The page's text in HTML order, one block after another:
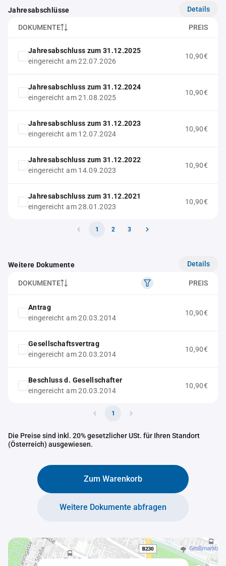
Jahresabschlüsse Details
DOKUMENTE PREIS
Jahresabschluss zum 31.12.2025
eingereicht am 22.07.2026
10,90€
Jahresabschluss zum 31.12.2024
eingereicht am 21.08.2025
10,90€
Jahresabschluss zum 31.12.2023
eingereicht am 12.07.2024
10,90€
Jahresabschluss zum 31.12.2022
eingereicht am 14.09.2023
10,90€
Jahresabschluss zum 31.12.2021
eingereicht am 28.01.2023
10,90€
1 2 3
Weitere Dokumente Details
DOKUMENTE PREIS
Antrag
eingereicht am 20.03.2014
10,90€
Gesellschaftsvertrag
eingereicht am 20.03.2014
10,90€
Beschluss d. Gesellschafter
eingereicht am 20.03.2014
10,90€
1
Die Preise sind inkl. 20% gesetzlicher USt. für Ihren Standort
(Österreich) ausgewiesen.
Zum Warenkorb
Weitere Dokumente abfragen